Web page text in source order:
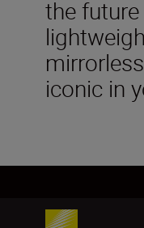
the
iconic in